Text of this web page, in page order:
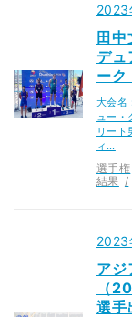
2023
田中
デュ
ーク
大会名
ュー
リー
ィ…
選手権
結果
2023
アジ
（
選手